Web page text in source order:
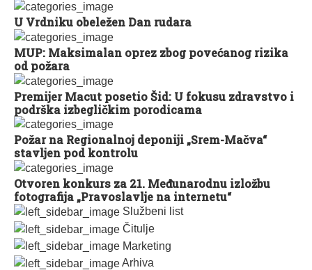
Službeni list
Čitulje
Marketing
Arhiva
U Vrdniku obeležen Dan rudara
MUP: Maksimalan oprez zbog povećanog rizika
od požara
Premijer Macut posetio Šid: U fokusu zdravstvo i
podrška izbegličkim porodicama
Požar na Regionalnoj deponiji „Srem-Mačva“
stavljen pod kontrolu
Otvoren konkurs za 21. Međunarodnu izložbu
fotografija „Pravoslavlje na internetu“